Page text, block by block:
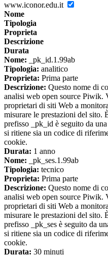
www.iconor.edu.it
Nome
Tipologia
Proprieta
Descrizione
Durata
Nome: _pk_id.1.99ab
Tipologia: analitico
Proprieta: Prima parte
Descrizione: Questo nome di
analisi web open source Piwik.
proprietari di siti Web a
misurare le prestazioni del sito.
prefisso _pk_id è seguito da
si ritiene sia un codice di
cookie.
Durata: 1 anno
Nome: _pk_ses.1.99ab
Tipologia: tecnico
Proprieta: Prima parte
Descrizione: Questo nome di
analisi web open source Piwik.
proprietari di siti Web a
misurare le prestazioni del sito.
prefisso _pk_ses è seguito da
si ritiene sia un codice di
cookie.
Durata: 30 minuti